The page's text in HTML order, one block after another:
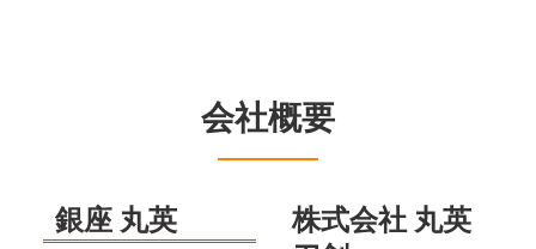
会社概要
銀座 丸英
株式会社 丸英